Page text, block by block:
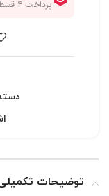
توضیحات